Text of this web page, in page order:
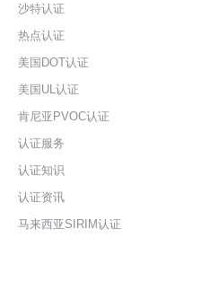
沙特认证
热点认证
美国DOT认证
美国UL认证
肯尼亚PVOC认证
认证服务
认证知识
认证资讯
马来西亚SIRIM认证